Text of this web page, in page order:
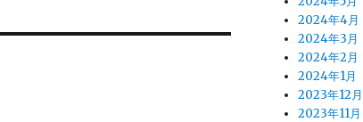
2024年4月
2024年3月
2024年2月
2024年1月
2023年12月
2023年11月